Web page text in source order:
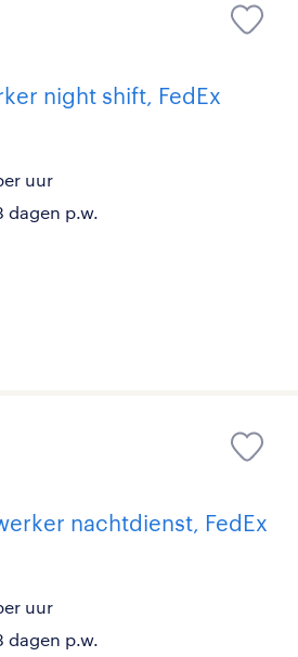
night shift, FedEx
uur
dagen p.w.
nachtdienst, FedEx
uur
dagen p.w.